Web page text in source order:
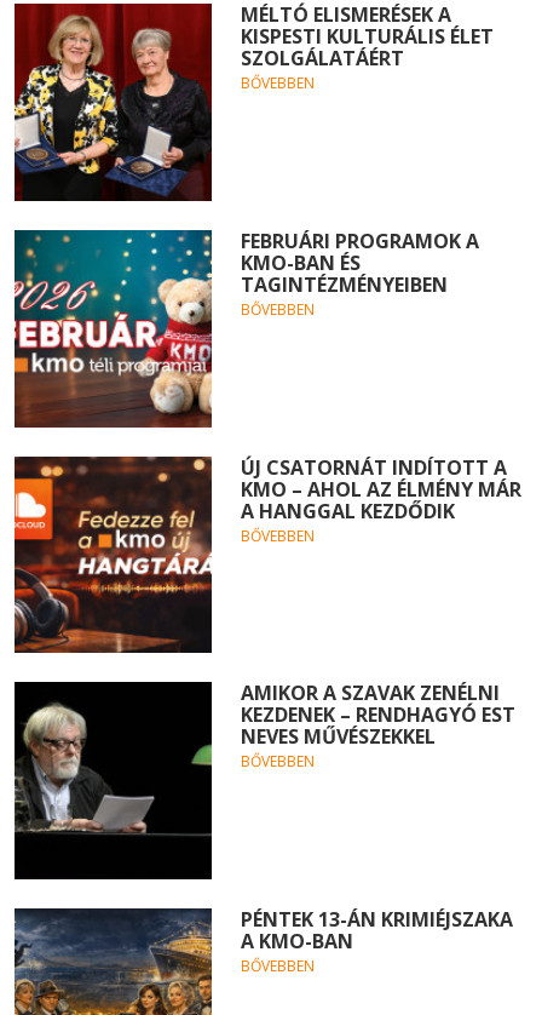
MÉLTÓ ELISMERÉSEK A
KISPESTI KULTURÁLIS ÉLET
SZOLGÁLATÁÉRT
BŐVEBBEN
FEBRUÁRI PROGRAMOK A
KMO-BAN ÉS
TAGINTÉZMÉNYEIBEN
BŐVEBBEN
ÚJ CSATORNÁT INDÍTOTT A
KMO – AHOL AZ ÉLMÉNY MÁR
A HANGGAL KEZDŐDIK
BŐVEBBEN
AMIKOR A SZAVAK ZENÉLNI
KEZDENEK – RENDHAGYÓ EST
NEVES MŰVÉSZEKKEL
BŐVEBBEN
PÉNTEK 13-ÁN KRIMIÉJSZAKA
A KMO-BAN
BŐVEBBEN